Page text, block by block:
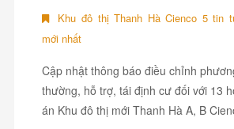
Khu đô thị Thanh Hà Cienco 5 tin
mới nhất
Cập nhật thông báo điều chỉnh
thường, hỗ trợ, tái định cư đối với 13
án Khu đô thị mới Thanh Hà A, B